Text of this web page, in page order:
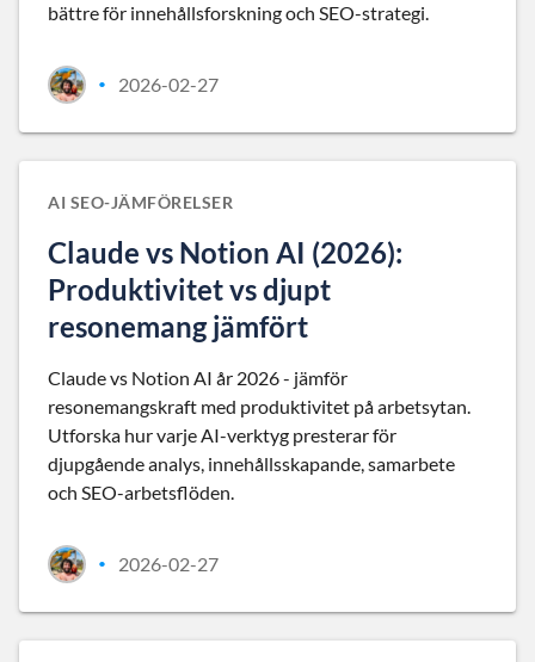
bättre för innehållsforskning och SEO-strategi.
• 2026-02-27
AI SEO-JÄMFÖRELSER
Claude vs Notion AI (2026):
Produktivitet vs djupt
resonemang jämfört
Claude vs Notion AI år 2026 - jämför
resonemangskraft med produktivitet på arbetsytan.
Utforska hur varje AI-verktyg presterar för
djupgående analys, innehållsskapande, samarbete
och SEO-arbetsflöden.
• 2026-02-27